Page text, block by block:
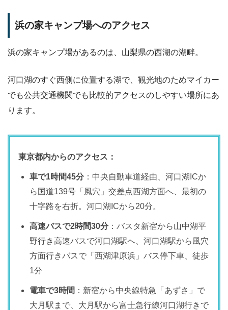
浜の家キャンプ場へのアクセス
浜の家キャンプ場があるのは、山梨県の西湖の湖畔。
河口湖のすぐ西側に位置する湖で、観光地のためマイカー
でも公共交通機関でも比較的アクセスのしやすい場所にあ
ります。
東京都内からのアクセス：
車で1時間45分：中央自動車道経由、河口湖ICか
ら国道139号「風穴」交差点西湖方面へ、最初の
十字路を右折。河口湖ICから20分。
高速バスで2時間30分：バスタ新宿から山中湖平
野行き高速バスで河口湖駅へ、河口湖駅から風穴
方面行きバスで「西湖津原浜」バス停下車、徒歩
1分
電車で3時間 ：新宿から中央線特急「あずさ」で
大月駅まで、大月駅から富士急行線河口湖行きで